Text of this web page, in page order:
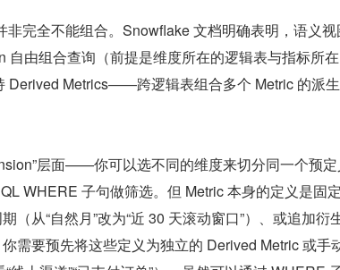
非完全不能组合。Snowflake 文档明确表明，语义
自由组合查询（前提是维度所在的逻辑表与指标所
Derived Metrics——跨逻辑表组合多个 Metric 的派
层面——你可以选不同的维度来切分同一个预
WHERE 子句做筛选。但 Metric 本身的定义是固
（从“自然月”改为“近 30 天滚动窗口”）、或追加衍
需要预先将这些定义为独立的 Derived Metric 或手